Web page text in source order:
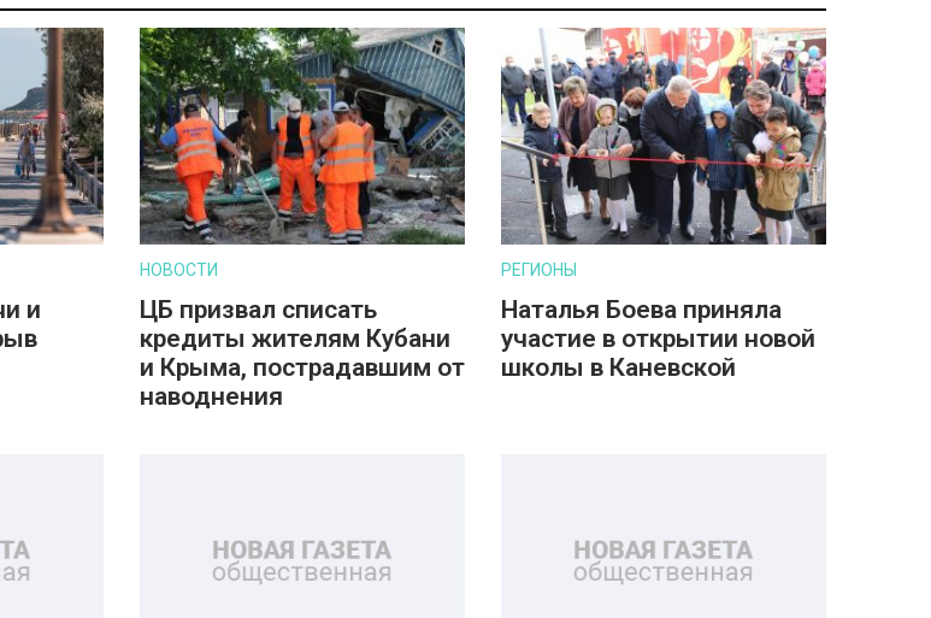
и
НОВОСТИ
ЦБ призвал списать
кредиты жителям Кубани
и Крыма, пострадавшим от
наводнения
РЕГИОНЫ
Наталья Боева приняла
участие в открытии новой
школы в Каневской